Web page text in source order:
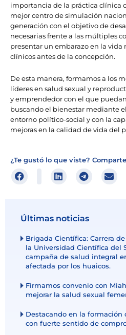
importancia de la práctica clínica
mejor centro de simulación
generación con el objetivo de
necesarias frente a las múltiples
presentar un embarazo en la vida
clínicos antes de la concepción.
De esta manera, formamos a los
líderes en salud sexual y
y emprendedor con el que
buscando el bienestar mediante
entorno político-social y con la
mejoras en la calidad de vida del
¿Te gustó lo que viste?
Últimas noticias
Brigada Científica: Carrera
la Universidad Científica del
campaña de salud integral
afectada por los huaicos.
Firmamos convenio con
mejorar la salud sexual
Destacando en la formación
con fuerte sentido de